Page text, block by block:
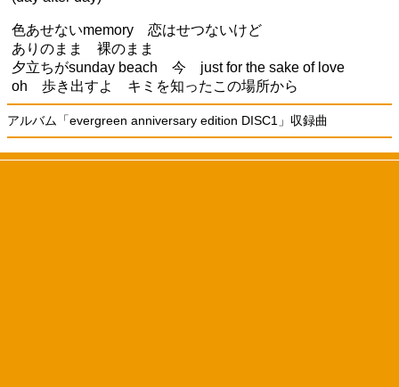
色あせないmemory 恋はせつないけど
ありのまま 裸のまま
夕立ちがsunday beach 今 just for the sake of love
oh 歩き出すよ キミを知ったこの場所から
アルバム「evergreen anniversary edition DISC1」収録曲